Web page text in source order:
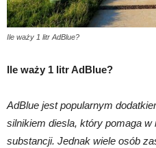
Ile waży 1 litr AdBlue?
Ile waży 1 litr AdBlue?
AdBlue jest popularnym
silnikiem diesla, który pomaga
substancji. Jednak wiele osób